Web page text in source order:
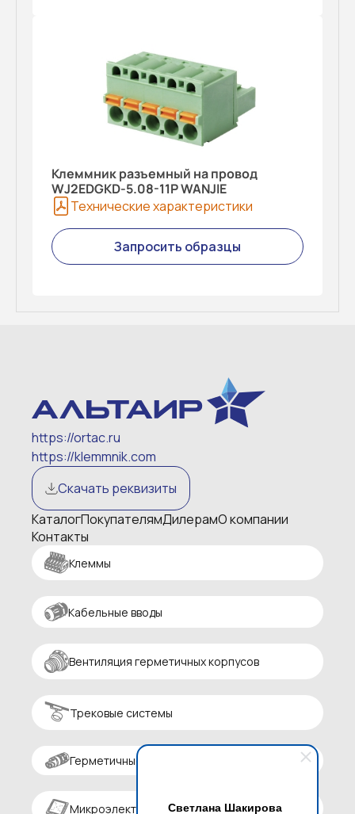
Светлана Шакирова
Клеммник разъемный на провод
WJ2EDGKD-5.08-11P WANJIE
Технические характеристики
Запросить образцы
https://ortac.ru
https://klemmnik.com
Скачать реквизиты
КаталогПокупателямДилерамО компании
Контакты
Клеммы
Кабельные вводы
Вентиляция герметичных корпусов
Трековые системы
Герметичные разъемы
Микроэлектроника